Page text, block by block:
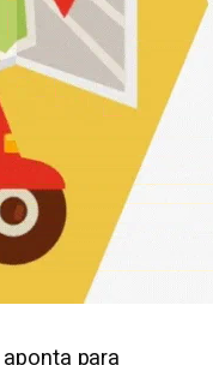
para